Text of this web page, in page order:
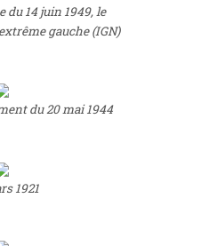
du 14 juin 1949, le
gauche (IGN)
du 20 mai 1944
1921